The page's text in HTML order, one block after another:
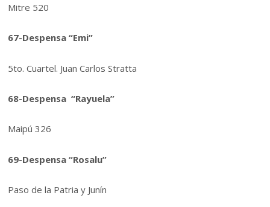
Mitre 520
67-Despensa “Emi”
5to. Cuartel. Juan Carlos Stratta
68-Despensa “Rayuela”
Maipú 326
69-Despensa “Rosalu”
Paso de la Patria y Junín